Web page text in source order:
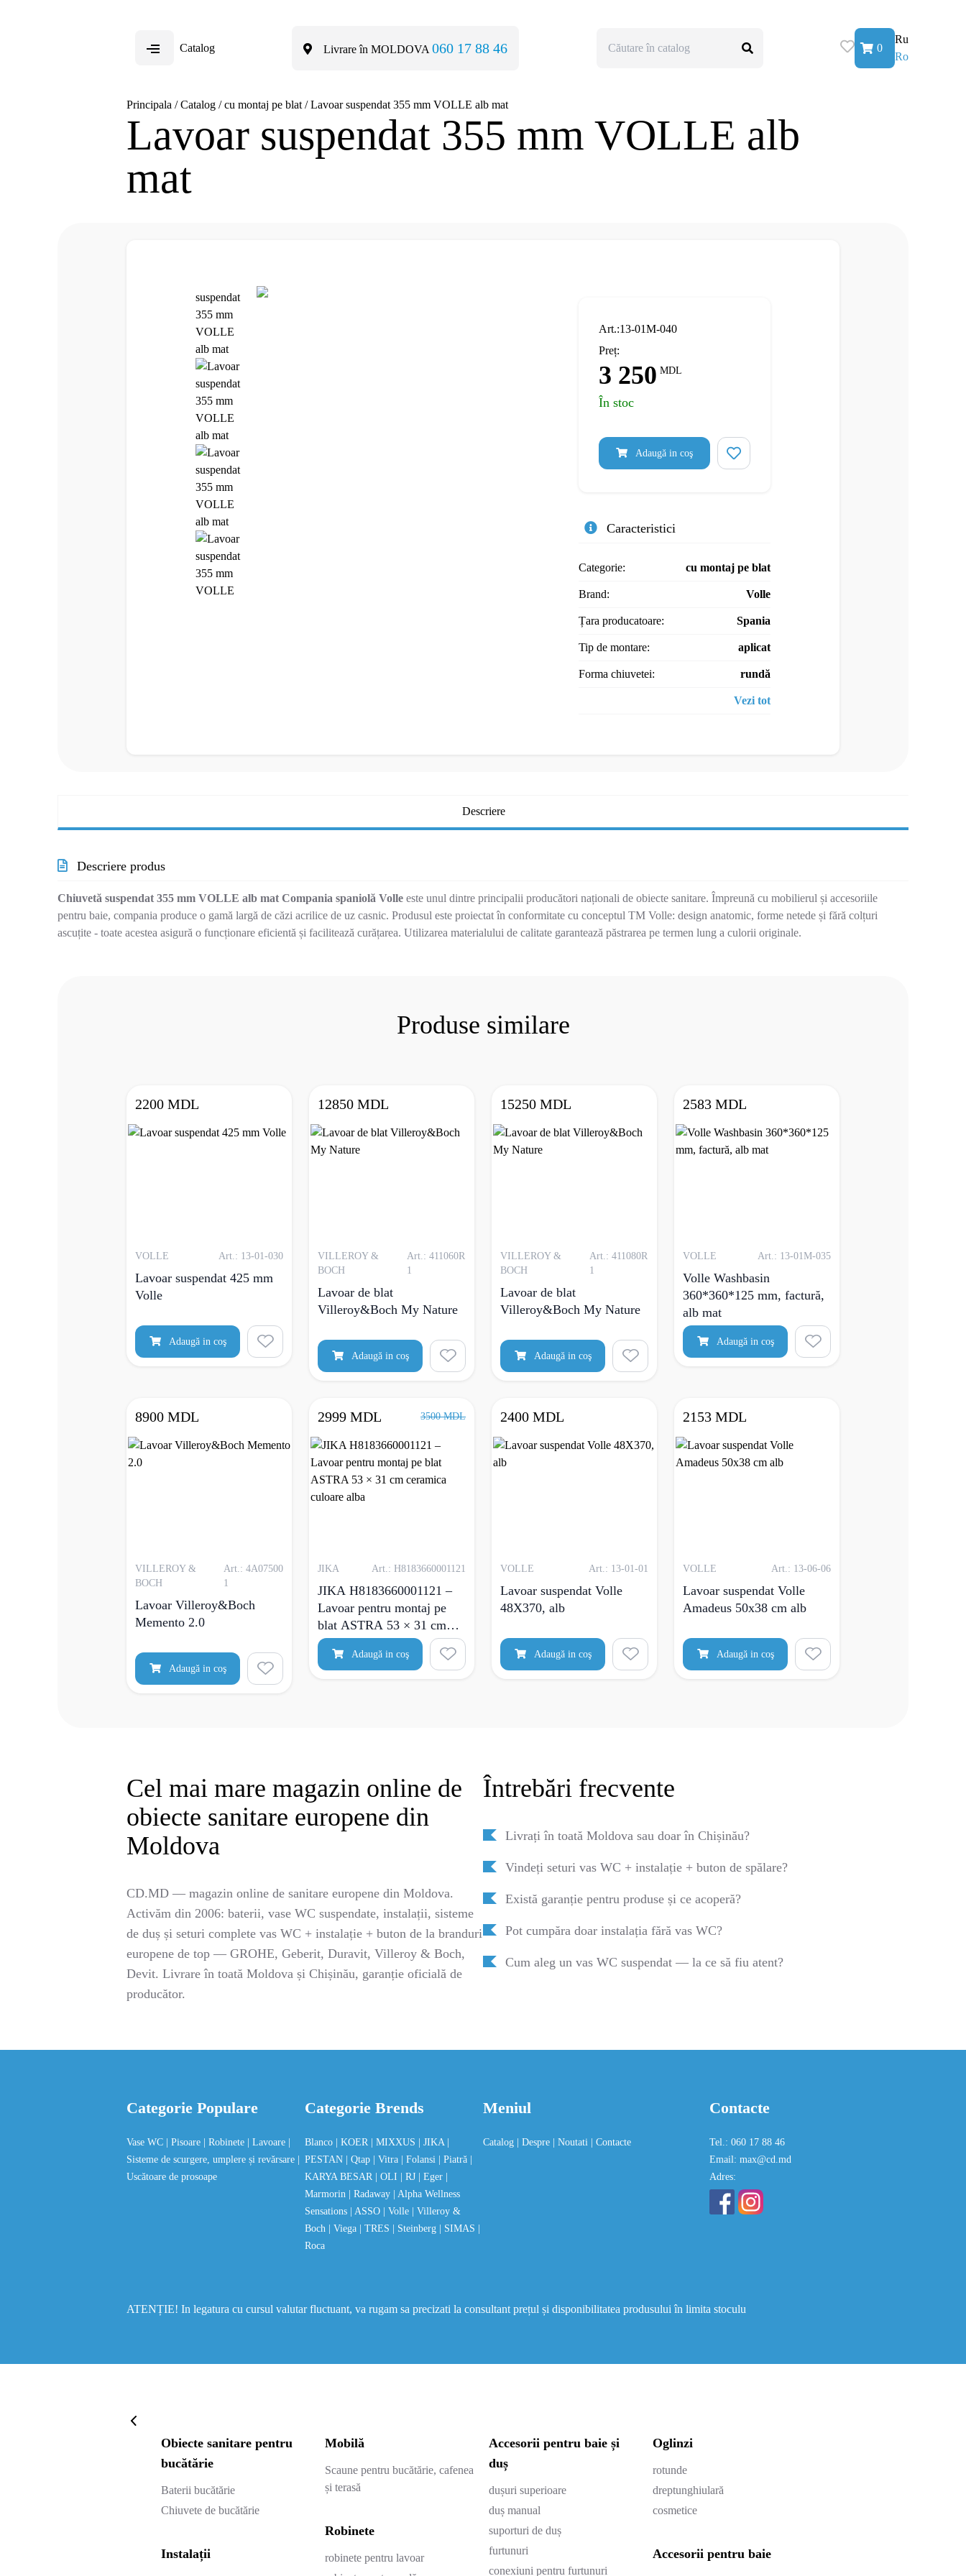
Catalog Livrare în MOLDOVA 060 17 88 46 0
Ru
Ro
Principala / Catalog / cu montaj pe blat / Lavoar suspendat 355 mm VOLLE alb mat
Lavoar suspendat 355 mm VOLLE alb
mat
Art.:13-01M-040
Preț:
3 250 MDL
În stoc
Adaugă in coş
Caracteristici
Categorie: cu montaj pe blat
Brand: Volle
Țara producatoare: Spania
Tip de montare: aplicat
Forma chiuvetei: rundă
Vezi tot
Descriere
Descriere produs
Chiuvetă suspendat 355 mm VOLLE alb mat Compania spaniolă Volle este unul dintre principalii producători naționali de obiecte sanitare. Împreună cu mobilierul și accesoriile
pentru baie, compania produce o gamă largă de căzi acrilice de uz casnic. Produsul este proiectat în conformitate cu conceptul TM Volle: design anatomic, forme netede și fără colțuri
ascuțite - toate acestea asigură o funcționare eficientă și facilitează curățarea. Utilizarea materialului de calitate garantează păstrarea pe termen lung a culorii originale.
Produse similare
2200 MDL
VOLLE Art.: 13-01-030
Lavoar suspendat 425 mm
Volle
Adaugă in coş
12850 MDL
VILLEROY &
BOCH
Art.: 411060R
1
Lavoar de blat
Villeroy&Boch My Nature
Adaugă in coş
15250 MDL
VILLEROY &
BOCH
Art.: 411080R
1
Lavoar de blat
Villeroy&Boch My Nature
Adaugă in coş
2583 MDL
VOLLE Art.: 13-01M-035
Volle Washbasin
360*360*125 mm, factură,
alb mat
Adaugă in coş
8900 MDL
VILLEROY &
BOCH
Art.: 4A07500
1
Lavoar Villeroy&Boch
Memento 2.0
Adaugă in coş
2999 MDL 3500 MDL
JIKA Art.: H8183660001121
JIKA H8183660001121 –
Lavoar pentru montaj pe
blat ASTRA 53 × 31 cm
ceramica culoare alba
Adaugă in coş
2400 MDL
VOLLE Art.: 13-01-01
Lavoar suspendat Volle
48Х370, alb
Adaugă in coş
2153 MDL
VOLLE Art.: 13-06-06
Lavoar suspendat Volle
Amadeus 50x38 cm alb
Adaugă in coş
Cel mai mare magazin online de
obiecte sanitare europene din
Moldova
CD.MD — magazin online de sanitare europene din Moldova.
Activăm din 2006: baterii, vase WC suspendate, instalații, sisteme
de duș și seturi complete vas WC + instalație + buton de la branduri
europene de top — GROHE, Geberit, Duravit, Villeroy & Boch,
Devit. Livrare în toată Moldova și Chișinău, garanție oficială de
producător.
Întrebări frecvente
Livrați în toată Moldova sau doar în Chișinău?
Vindeți seturi vas WC + instalație + buton de spălare?
Există garanție pentru produse și ce acoperă?
Pot cumpăra doar instalația fără vas WC?
Cum aleg un vas WC suspendat — la ce să fiu atent?
Categorie Populare
Vase WC | Pisoare | Robinete | Lavoare
Sisteme de scurgere, umplere și revărsare
Uscătoare de prosoape
Categorie Brends
Blanco | KOER | MIXXUS | JIKA
PESTAN
| Qtap | Vitra | Folansi | Piatră
KARYA BESAR
| OLI | RJ | Eger
Marmorin
| Radaway
| Alpha Wellness
Sensations
| ASSO | Volle
| Villeroy &
Boch
| Viega | TRES | Steinberg | SIMAS
Roca
Meniul
Catalog | Despre | Noutati | Contacte
Contacte
Tel.: 060 17 88 46
Email: max@cd.md
Adres:
ATENȚIE! In legatura cu cursul valutar fluctuant, va rugam sa precizati la consultant prețul și disponibilitatea produsului în limita stoculu
Obiecte sanitare pentru
bucătărie
Baterii bucătărie
Chiuvete de bucătărie
Instalații
Mobilă
Scaune pentru bucătărie, cafenea
și terasă
Robinete
robinete pentru lavoar
Accesorii pentru baie și
duș
dușuri superioare
duș manual
suporturi de duș
furtunuri
conexiuni pentru furtunuri
Oglinzi
rotunde
dreptunghiulară
cosmetice
Accesorii pentru baie